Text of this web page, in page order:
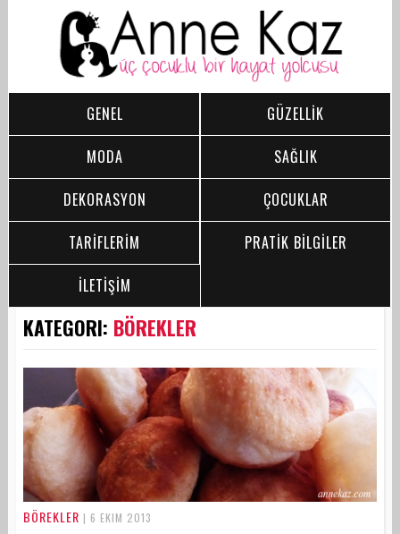
GENEL
GÜZELLİK
MODA
SAĞLIK
DEKORASYON
ÇOCUKLAR
TARİFLERİM
PRATİK BİLGİLER
İLETİŞİM
KATEGORI: BÖREKLER
BÖREKLER | 6 EKIM 2013